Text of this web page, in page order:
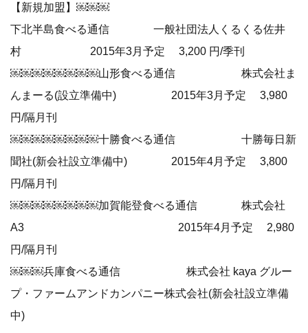
【新規加盟】￼￼￼
下北半島食べる通信 一般社団法人くるくる佐井
村 2015年3月予定 3,200 円/季刊
￼￼￼￼￼￼￼￼山形食べる通信 株式会社ま
んまーる(設立準備中) 2015年3月予定 3,980
円/隔月刊
￼￼￼￼￼￼￼￼十勝食べる通信 十勝毎日新
聞社(新会社設立準備中) 2015年4月予定 3,800
円/隔月刊
￼￼￼￼￼￼￼￼加賀能登食べる通信 株式会社
A3 2015年4月予定 2,980
円/隔月刊
￼￼￼兵庫食べる通信 株式会社 kaya グルー
プ・ファームアンドカンパニー株式会社(新会社設立準備
中)